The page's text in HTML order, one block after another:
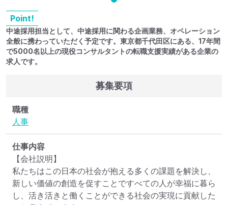
Point!
中途採用担当として、中途採用に関わる企画業務、オペレーション
全般に携わっていただく予定です。東京都千代田区にある、17年間
で5000名以上の現役コンサルタントの転職支援実績がある企業の
求人です。
募集要項
職種
人事
仕事内容
【会社説明】
私たちはこの日本の社会が抱える多くの課題を解決し、
新しい価値の創造を促すことですべての人が幸福に暮ら
し、活き活きと働くことができる社会の実現に貢献した